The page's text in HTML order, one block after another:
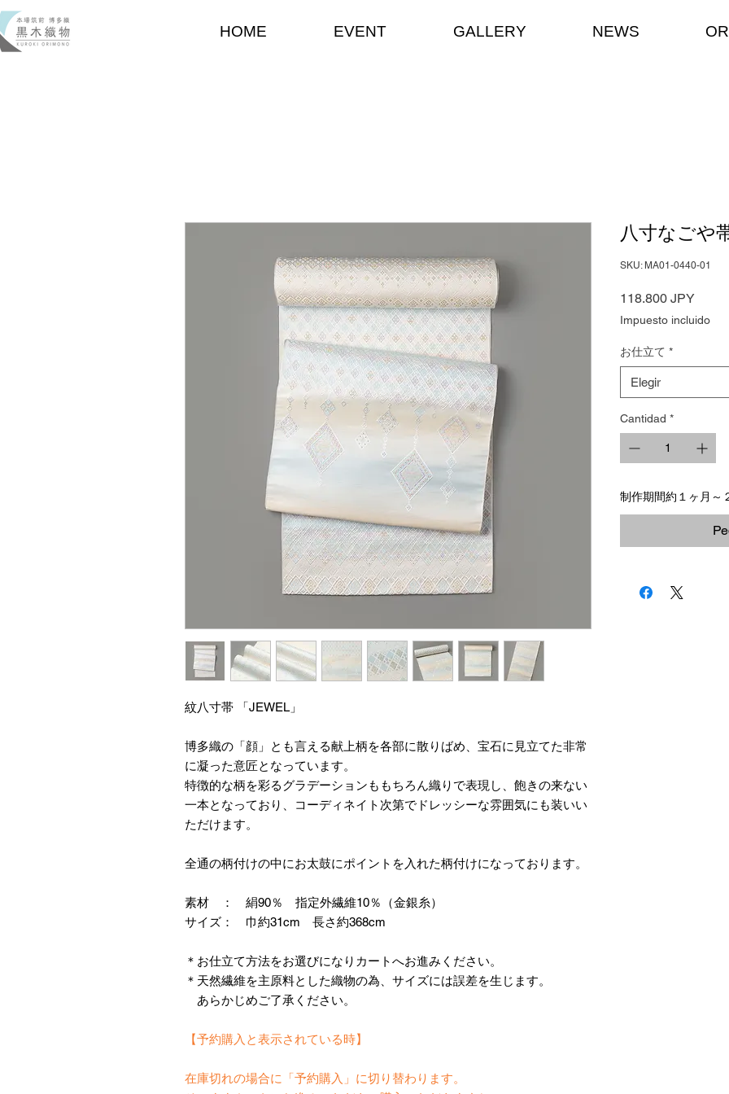
HOME EVENT GALLERY NEWS
紋八寸帯 「JEWEL」
博多織の「顔」とも言える献上柄を各部に散りばめ、宝石に見立てた非常
に凝った意匠となっています。
特徴的な柄を彩るグラデーションももちろん織りで表現し、飽きの来ない
一本となっており、コーディネイト次第でドレッシーな雰囲気にも装いい
ただけます。
全通の柄付けの中にお太鼓にポイントを入れた柄付けになっております。
素材 ： 絹90％ 指定外繊維10％（金銀糸）
サイズ： 巾約31cm 長さ約368cm
＊お仕立て方法をお選びになりカートへお進みください。
＊天然繊維を主原料とした織物の為、サイズには誤差を生じます。
あらかじめご了承ください。
【予約購入と表示されている時】
在庫切れの場合に「予約購入」に切り替わります。
八寸なごや
SKU: MA01-0440-01
118.800 JPYPrecio
Impuesto incluido
お仕立て *
Elegir
Cantidad *
制作期間約１ヶ月～